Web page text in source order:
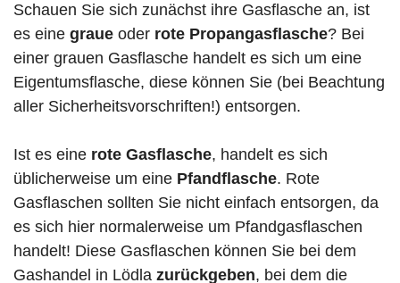
Schauen Sie sich zunächst ihre Gasflasche an, ist
es eine graue oder rote Propangasflasche? Bei
einer grauen Gasflasche handelt es sich um eine
Eigentumsflasche, diese können Sie (bei Beachtung
aller Sicherheitsvorschriften!) entsorgen.
Ist es eine rote Gasflasche, handelt es sich
üblicherweise um eine Pfandflasche. Rote
Gasflaschen sollten Sie nicht einfach entsorgen, da
es sich hier normalerweise um Pfandgasflaschen
handelt! Diese Gasflaschen können Sie bei dem
Gashandel in Lödla zurückgeben, bei dem die